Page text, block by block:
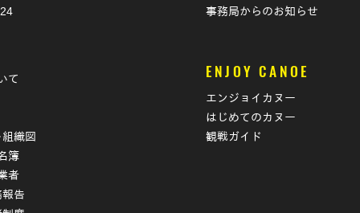
て
織図
簿
者
告
事務局からのお知らせ
ENJOY CANOE
エンジョイカヌー
はじめてのカヌー
観戦ガイド